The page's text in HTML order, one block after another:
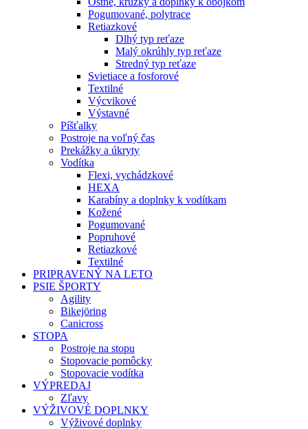
Pogumované, polytrace
Retiazkové
Dlhý typ reťaze
Malý okrúhly typ reťaze
Stredný typ reťaze
Svietiace a fosforové
Textilné
Výcvikové
Výstavné
Píšťalky
Postroje na voľný čas
Prekážky a úkryty
Vodítka
Flexi, vychádzkové
HEXA
Karabíny a doplnky k vodítkam
Kožené
Pogumované
Popruhové
Retiazkové
Textilné
PRIPRAVENÝ NA LETO
PSIE ŠPORTY
Agility
Bikejöring
Canicross
STOPA
Postroje na stopu
Stopovacie pomôcky
Stopovacie vodítka
VÝPREDAJ
Zľavy
VÝŽIVOVÉ DOPLNKY
Výživové doplnky